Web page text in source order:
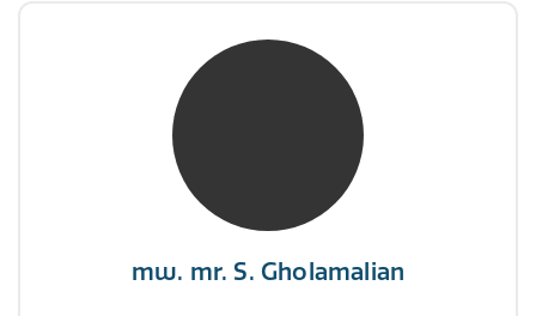
mw. mr. S. Gholamalian
mw. mr. S. Gholamalian
NIVRE Register-Expert
“Als je de richting van de wind niet kunt
veranderen, verander dan de stand van je